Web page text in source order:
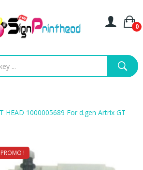
0
HEAD 1000005689 For d.gen Artrix GT
PROMO !
NEUF